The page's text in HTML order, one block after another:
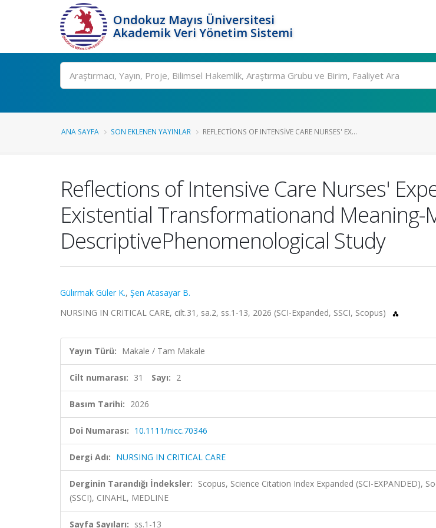
Ondokuz Mayıs Üniversitesi
Akademik Veri Yönetim Sistemi
Ara
ANA SAYFA SON EKLENEN YAYINLAR REFLECTIONS OF INTENSIVE CARE NURSES' EX...
Reflections of Intensive Care Nurses'
Existential Transformationand Meaning-
DescriptivePhenomenological Study
Gülırmak Güler K., Şen Atasayar B.
NURSING IN CRITICAL CARE, cilt.31, sa.2, ss.1-13, 2026 (SCI-Expanded, SSCI, Scopus)
Yayın Türü: Makale / Tam Makale
Cilt numarası: 31 Sayı: 2
Basım Tarihi: 2026
Doi Numarası: 10.1111/nicc.70346
Dergi Adı: NURSING IN CRITICAL CARE
Derginin Tarandığı İndeksler: Scopus, Science Citation Index Expanded (SCI-EXPANDED),
(SSCI), CINAHL, MEDLINE
Sayfa Sayıları: ss.1-13